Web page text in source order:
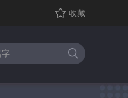
收藏